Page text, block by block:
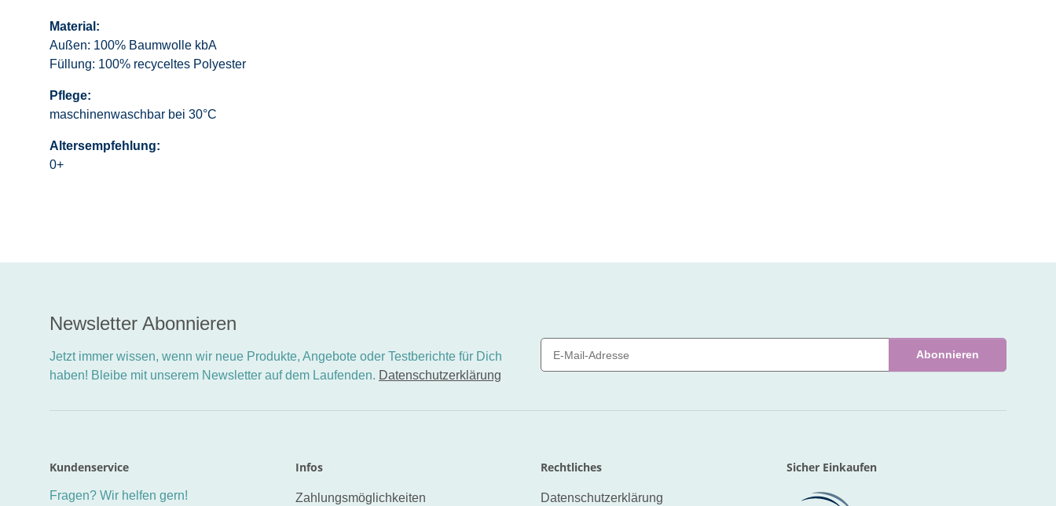
Material:
Außen: 100% Baumwolle kbA
Füllung: 100% recyceltes Polyester
Pflege:
maschinenwaschbar bei 30°C
Altersempfehlung:
0+
Newsletter Abonnieren
Jetzt immer wissen, wenn wir neue Produkte, Angebote oder Testberichte für Dich
haben! Bleibe mit unserem Newsletter auf dem Laufenden. Datenschutzerklärung
Abonnieren
Kundenservice
Fragen? Wir helfen gern!
Infos
Zahlungsmöglichkeiten
Rechtliches
Datenschutzerklärung
Sicher Einkaufen